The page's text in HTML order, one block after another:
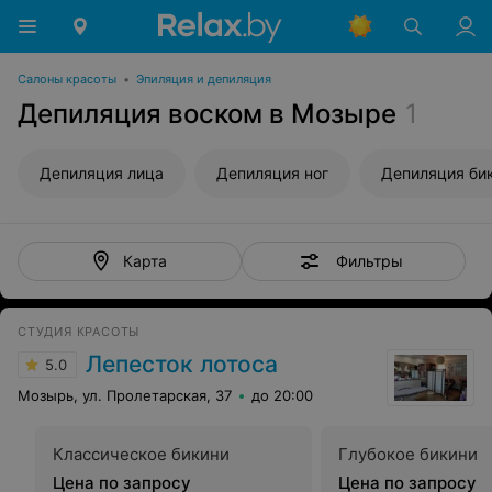
Салоны красоты • Эпиляция и депиляция
Депиляция воском в Мозыре 1
Депиляция лица Депиляция ног Депиляция
Карта Фильтры
СТУДИЯ КРАСОТЫ
5.0 Лепесток лотоса
Мозырь, ул. Пролетарская, 37 до 20:00
Классическое бикини
Цена по запросу
Глубокое бикини
Цена по запросу